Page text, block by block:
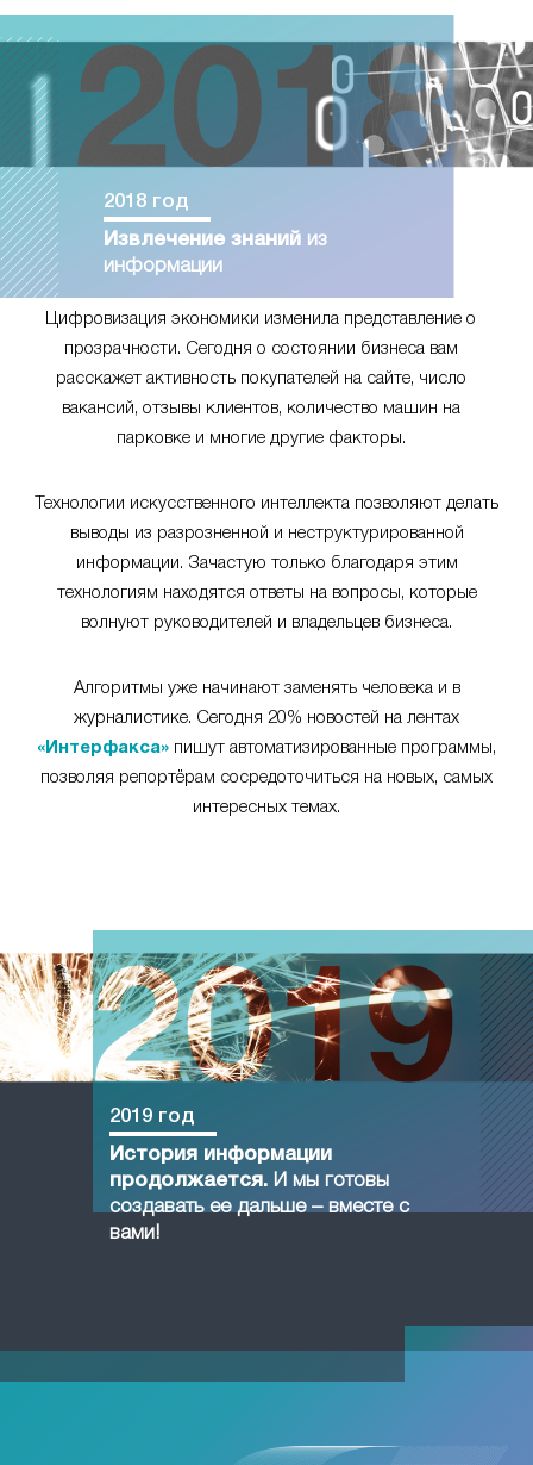
2018 год
Извлечение знаний из
информации
Цифровизация экономики изменила представление о
прозрачности. Сегодня о состоянии бизнеса вам
расскажет активность покупателей на сайте, число
вакансий, отзывы клиентов, количество машин на
парковке и многие другие факторы.
Технологии искусственного интеллекта позволяют делать
выводы из разрозненной и неструктурированной
информации. Зачастую только благодаря этим
технологиям находятся ответы на вопросы, которые
волнуют руководителей и владельцев бизнеса.
Алгоритмы уже начинают заменять человека и в
журналистике. Сегодня 20% новостей на лентах
«Интерфакса» пишут автоматизированные программы,
позволяя репортёрам сосредоточиться на новых, самых
интересных темах.
2019 год
История информации
продолжается. И мы готовы
создавать ее дальше – вместе с
вами!